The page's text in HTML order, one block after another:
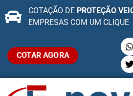
COTAÇÃO DE PROTEÇÃO
EMPRESAS COM UM CLIQUE
COTAR AGORA